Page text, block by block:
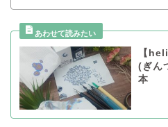
【
(ぎん
本